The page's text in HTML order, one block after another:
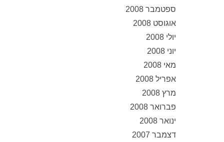
ספטמבר 2008
אוגוסט 2008
יולי 2008
יוני 2008
מאי 2008
אפריל 2008
מרץ 2008
פברואר 2008
ינואר 2008
דצמבר 2007